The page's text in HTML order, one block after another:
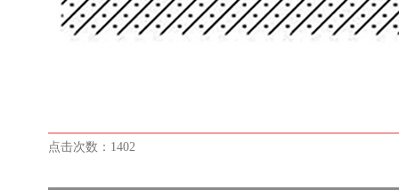
点击次数：1402